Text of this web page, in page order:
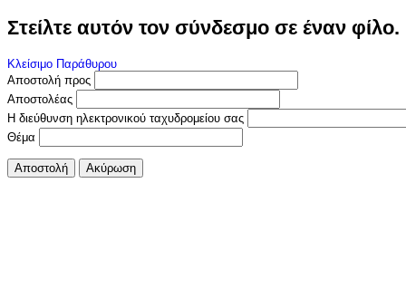
Στείλτε αυτόν τον σύνδεσμο σε έναν φίλο.
Κλείσιμο Παράθυρου
Αποστολή προς
Αποστολέας
Η διεύθυνση ηλεκτρονικού ταχυδρομείου σας
Θέμα
Αποστολή Ακύρωση